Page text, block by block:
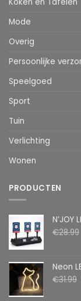
Mode
Overig
Persoonlijke
Speelgoed
Sport
Tuin
Verlichting
Wonen
PRODUCTEN
N’JOY LIFE
€28.99
Neon LED
€31.99